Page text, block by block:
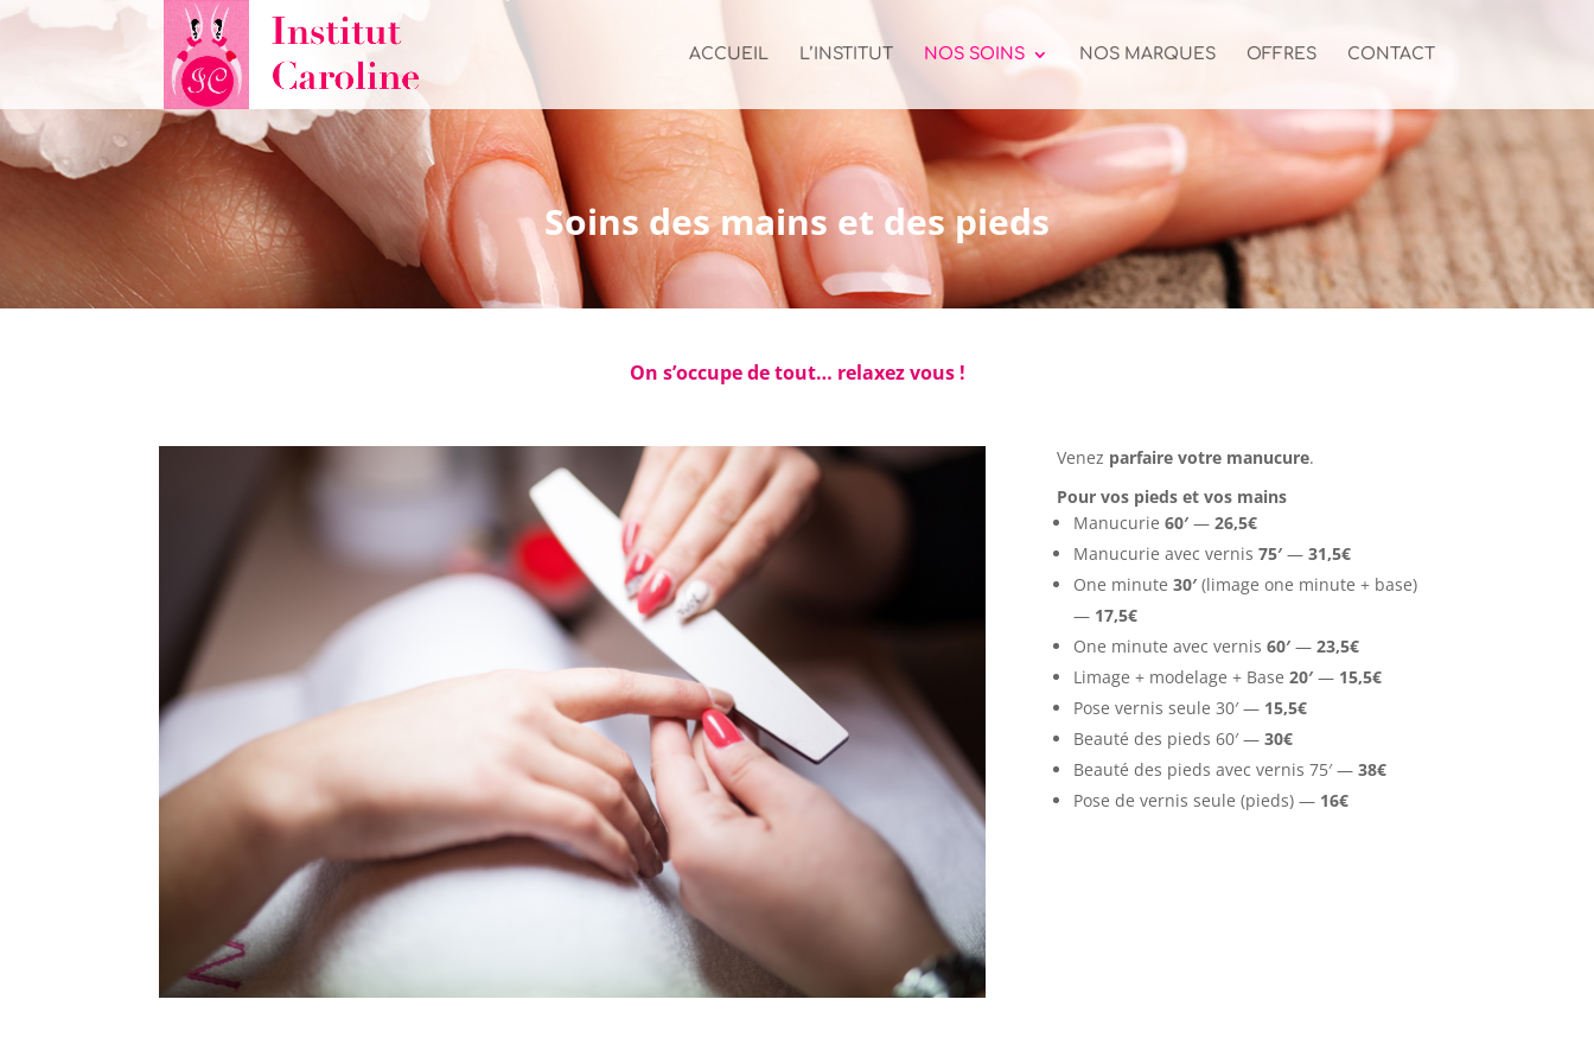
ACCUEIL L’INSTITUT NOS SOINS NOS MARQUES OFFRES CONTACT
Soins des mains et des pieds
On s’occupe de tout… relaxez vous !
Venez parfaire votre manucure.
Pour vos pieds et vos mains
Manucurie 60′— 26,5€
Manucurie avec vernis 75′—31,5€
One minute 30′(limage one minute + base)
— 17,5€
One minute avec vernis 60′— 23,5€
Limage + modelage + Base 20′— 15,5€
Pose vernis seule 30′ — 15,5€
Beauté des pieds 60′ — 30€
Beauté des pieds avec vernis 75′ — 38€
Pose de vernis seule (pieds) — 16€